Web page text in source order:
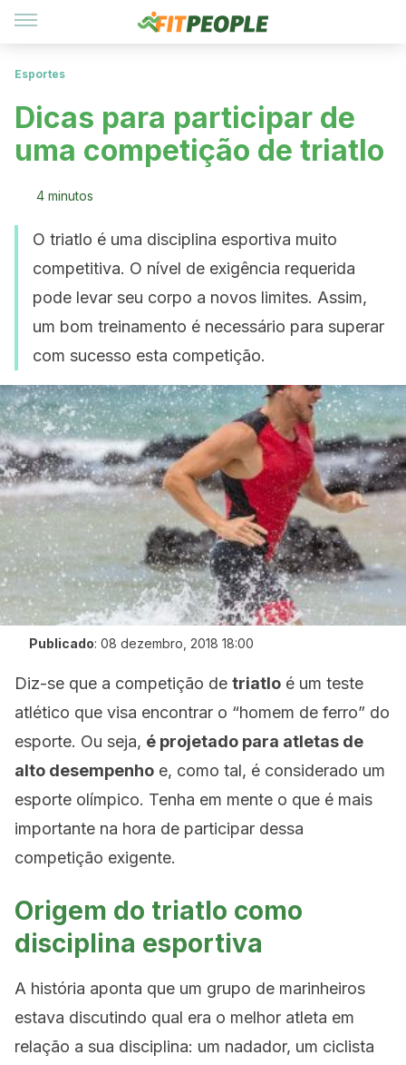
Esportes
Dicas para participar de
uma competição de triatlo
4 minutos
O triatlo é uma disciplina esportiva muito
competitiva. O nível de exigência requerida
pode levar seu corpo a novos limites. Assim,
um bom treinamento é necessário para superar
com sucesso esta competição.
Publicado: 08 dezembro, 2018 18:00
Diz-se que a competição de triatlo é um teste
atlético que visa encontrar o “homem de ferro” do
esporte. Ou seja, é projetado para atletas de
alto desempenho e, como tal, é considerado um
esporte olímpico. Tenha em mente o que é mais
importante na hora de participar dessa
competição exigente.
Origem do triatlo como
disciplina esportiva
A história aponta que um grupo de marinheiros
estava discutindo qual era o melhor atleta em
relação a sua disciplina: um nadador, um ciclista